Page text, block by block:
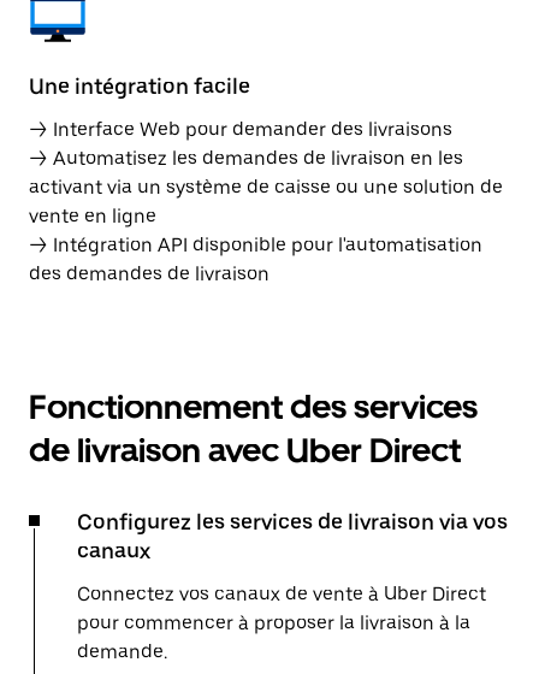
Une intégration facile
→ Interface Web pour demander des livraisons
→ Automatisez les demandes de livraison en les
activant via un système de caisse ou une solution de
vente en ligne
→ Intégration API disponible pour l'automatisation
des demandes de livraison
Fonctionnement des services
de livraison avec Uber Direct
Configurez les services de livraison via vos
canaux
Connectez vos canaux de vente à Uber Direct
pour commencer à proposer la livraison à la
demande.